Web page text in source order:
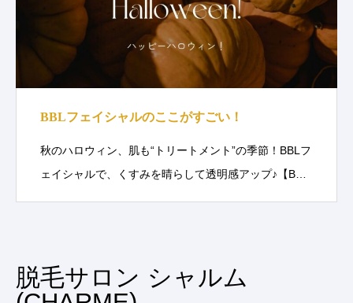
BBLフェイシャルのここがすごい！
秋のハロウィン、肌も“トリートメント”の季節！BBLフ
ェイシャルで、くすみを晴らして透明感アップ♪【B…
脱毛サロン シャルム